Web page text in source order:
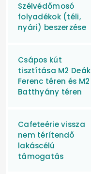
Szélvédőmosó
folyadékok (téli,
nyári) beszerzése
Csápos kút
tisztítása M2 Deák
Ferenc téren és M2
Batthyány téren
Cafeteérie vissza
nem térítendő
lakáscélú
támogatás